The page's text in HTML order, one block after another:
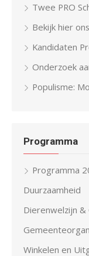
Twee PRO
Bekijk hier
Kandidaten
Onderzoek
Populisme:
Programma
Programma
Duurzaamheid
Dierenwelzijn &
Winkelen en